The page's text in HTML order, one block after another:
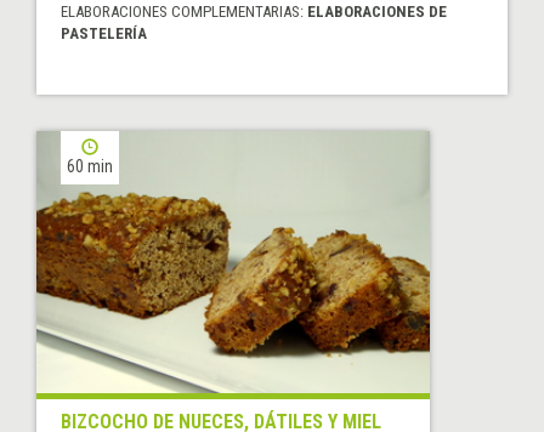
ELABORACIONES COMPLEMENTARIAS: ELABORACIONES DE
PASTELERÍA
60 min
BIZCOCHO DE NUECES, DÁTILES Y MIEL